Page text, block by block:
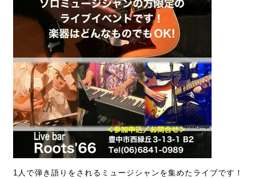
1人で弾き語りをされるミュージシャンを集めたライブです！